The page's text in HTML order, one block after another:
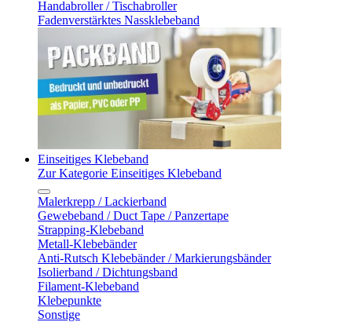
Handabroller / Tischabroller
Fadenverstärktes Nassklebeband
Einseitiges Klebeband
Zur Kategorie Einseitiges Klebeband
Malerkrepp / Lackierband
Gewebeband / Duct Tape / Panzertape
Strapping-Klebeband
Metall-Klebebänder
Anti-Rutsch Klebebänder / Markierungsbänder
Isolierband / Dichtungsband
Filament-Klebeband
Klebepunkte
Sonstige